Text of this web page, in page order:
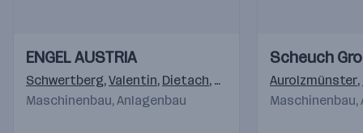
Videos
Einblicke
Einblicke
ENGEL AUSTRIA
Schwertberg,Valentin, Dietach, Kaplice China,
Maschinenbau, Anlagenbau
Videos
Einblicke
Einblicke
Scheuch
Aurolzmünster,
Maschinenbau,